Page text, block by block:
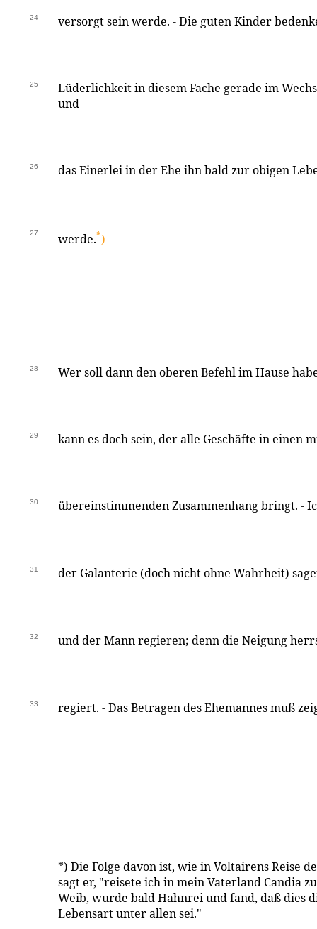
24 versorgt sein werde. - Die guten Kinder
25
Lüderlichkeit in diesem Fache gerade im
und
26 das Einerlei in der Ehe ihn bald zur obigen
27 werde.*)
28 Wer soll dann den oberen Befehl im Hause
29 kann es doch sein, der alle Geschäfte in einen
30 übereinstimmenden Zusammenhang bringt. -
31 der Galanterie (doch nicht ohne Wahrheit)
32 und der Mann regieren; denn die Neigung
33 regiert. - Das Betragen des Ehemannes muß
*) Die Folge davon ist, wie in Voltairens Reise
sagt er, "reisete ich in mein Vaterland Candia
Weib, wurde bald Hahnrei und fand, daß dies
Lebensart unter allen sei."